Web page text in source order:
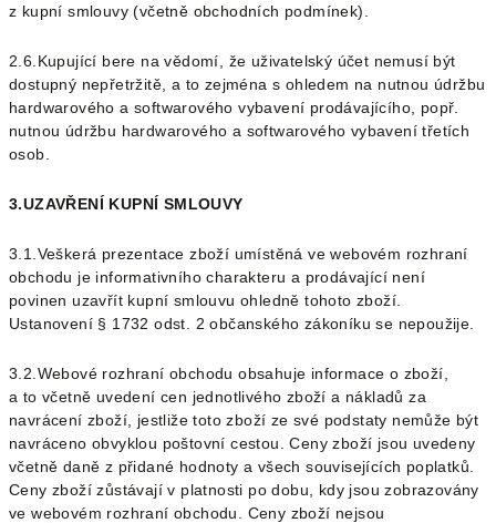
z kupní smlouvy (včetně obchodních podmínek).
2.6.Kupující bere na vědomí, že uživatelský účet nemusí být
dostupný nepřetržitě, a to zejména s ohledem na nutnou údržbu
hardwarového a softwarového vybavení prodávajícího, popř.
nutnou údržbu hardwarového a softwarového vybavení třetích
osob.
3.UZAVŘENÍ KUPNÍ SMLOUVY
3.1.Veškerá prezentace zboží umístěná ve webovém rozhraní
obchodu je informativního charakteru a prodávající není
povinen uzavřít kupní smlouvu ohledně tohoto zboží.
Ustanovení § 1732 odst. 2 občanského zákoníku se nepoužije.
3.2.Webové rozhraní obchodu obsahuje informace o zboží,
a to včetně uvedení cen jednotlivého zboží a nákladů za
navrácení zboží, jestliže toto zboží ze své podstaty nemůže být
navráceno obvyklou poštovní cestou
. Ceny zboží jsou uvedeny
včetně daně z přidané hodnoty a všech souvisejících poplatků
Ceny zboží zůstávají v platnosti po dobu, kdy jsou zobrazovány
ve webovém rozhraní obchodu.
Ceny zboží nejsou